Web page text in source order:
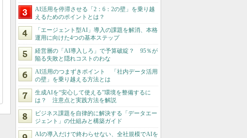
AI活用を停滞させる「2：6：2の壁」を乗り越
えるためのポイントとは？
「エージェント型AI」導入の課題を解消、本格
運用に向けた4つの基本ステップ
経営層の「AI導入しろ」で予算破綻？ 95％が
陥る失敗と隠れコストのわな
AI活用のつまずきポイント 「社内データ活用
の壁」を乗り越える方法とは
生成AIを“安心して使える”環境を整備するに
は？ 注意点と実践方法を解説
ビジネス課題を自律的に解決する「データエー
ジェント」の仕組みと構築ガイド
AIの導入だけで終わらせない、全社規模でAIを